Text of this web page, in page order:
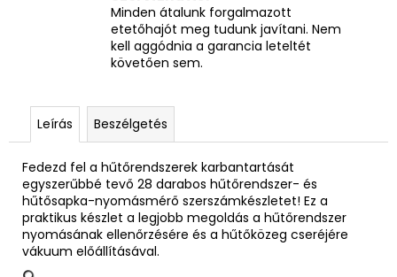
Minden átalunk forgalmazott
etetőhajót meg tudunk javítani. Nem
kell aggódnia a garancia leteltét
követően sem.
Leírás Beszélgetés
Fedezd fel a hűtőrendszerek karbantartását
egyszerűbbé tevő 28 darabos hűtőrendszer- és
hűtősapka-nyomásmérő szerszámkészletet! Ez a
praktikus készlet a legjobb megoldás a hűtőrendszer
nyomásának ellenőrzésére és a hűtőközeg cseréjére
vákuum előállításával.